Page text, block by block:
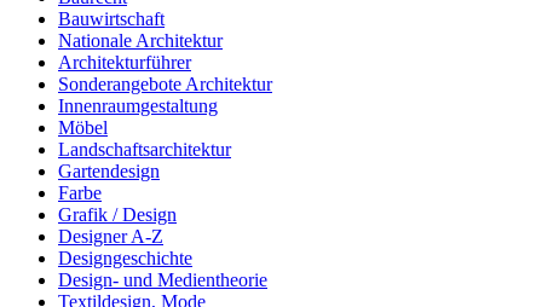
Bauwirtschaft
Nationale Architektur
Architekturführer
Sonderangebote Architektur
Innenraumgestaltung
Möbel
Landschaftsarchitektur
Gartendesign
Farbe
Grafik / Design
Designer A-Z
Designgeschichte
Design- und Medientheorie
Textildesign, Mode